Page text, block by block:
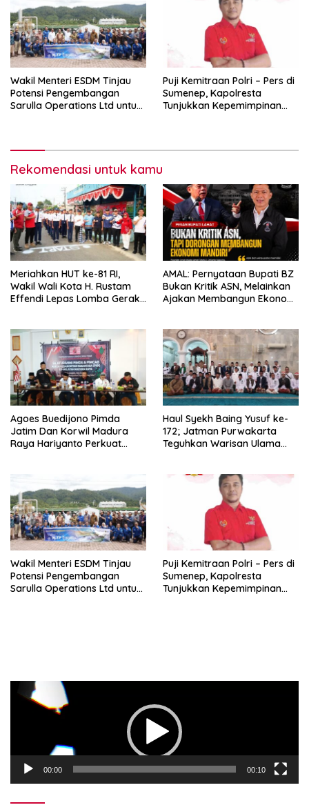
Wakil Menteri ESDM Tinjau
Potensi Pengembangan
Sarulla Operations Ltd untuk
Puji Kemitraan Polri – Pers di
Sumenep, Kapolresta
Tunjukkan Kepemimpinan
Rekomendasi untuk kamu
Meriahkan HUT ke-81 RI,
Wakil Wali Kota H. Rustam
Effendi Lepas Lomba Gerak
AMAL: Pernyataan Bupati BZ
Bukan Kritik ASN, Melainkan
Ajakan Membangun Ekonomi
Agoes Buedijono Pimda
Jatim Dan Korwil Madura
Raya Hariyanto Perkuat
Haul Syekh Baing Yusuf ke-
172; Jatman Purwakarta
Teguhkan Warisan Ulama
Wakil Menteri ESDM Tinjau
Potensi Pengembangan
Sarulla Operations Ltd untuk
Puji Kemitraan Polri – Pers di
Sumenep, Kapolresta
Tunjukkan Kepemimpinan
Pemutar
Video
00:00 00:10